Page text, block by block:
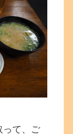
って、ご